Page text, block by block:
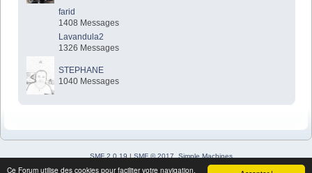
Ce Forum utilise des cookies pour faciliter votre navigation.
farid
1408 Messages
Lavandula2
1326 Messages
STEPHANE
1040 Messages
SMF 2.0.19 | SMF © 2017
Simple Machines
Simple Audio Video Embedder